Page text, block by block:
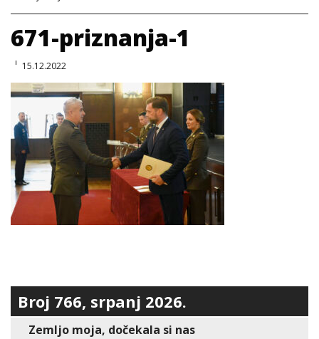
671-priznanja-1
15.12.2022
Broj 766, srpanj 2026.
Zemljo moja, dočekala si nas